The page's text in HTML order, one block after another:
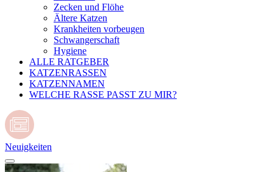
Zecken und Flöhe
Ältere Katzen
Krankheiten vorbeugen
Schwangerschaft
Hygiene
ALLE RATGEBER
KATZENRASSEN
KATZENNAMEN
WELCHE RASSE PASST ZU MIR?
Neuigkeiten